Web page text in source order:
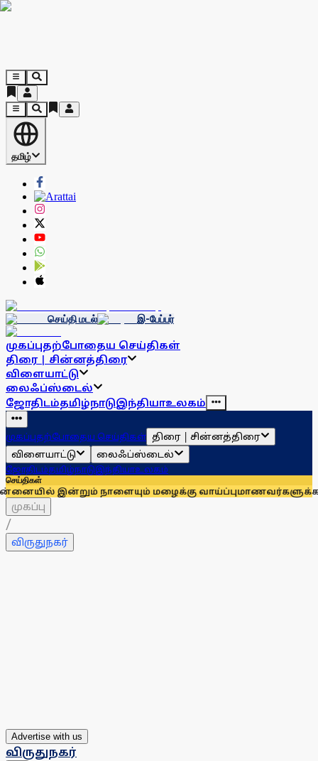
தமிழ்
செய்தி மடல் இ-பேப்பர்
முகப்புதற்போதைய செய்திகள்
திரை | சின்னத்திரை
விளையாட்டு
லைஃப்ஸ்டைல்
ஜோதிடம்தமிழ்நாடுஇந்தியாஉலகம்
முகப்புதற்போதைய செய்திகள் திரை | சின்னத்திரை
விளையாட்டு
லைஃப்ஸ்டைல்
ஜோதிடம்தமிழ்நாடுஇந்தியாஉலகம்
செய்திகள்
நாளையும் மழைக்கு வாய்ப்புமாணவர்களுக்காக முதலில்
முகப்பு
/
விருதுநகர்
Advertise with us
விருதுநகர்